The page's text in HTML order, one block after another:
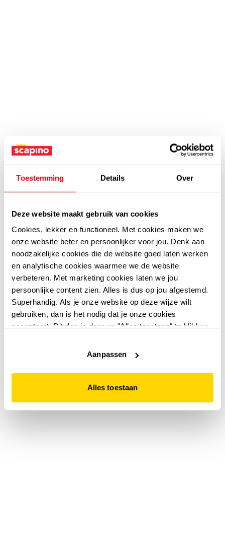
Toestemming Details Over
Deze website maakt gebruik van cookies
Cookies, lekker en functioneel. Met cookies maken we
onze website beter en persoonlijker voor jou. Denk aan
noodzakelijke cookies die de website goed laten werken
en analytische cookies waarmee we de website
verbeteren. Met marketing cookies laten we jou
persoonlijke content zien. Alles is dus op jou afgestemd.
Superhandig. Als je onze website op deze wijze wilt
gebruiken, dan is het nodig dat je onze cookies
accepteert. Dit doe je door op "Alles toestaan" te klikken.
website niet optimaal functioneert.
Aanpassen
Alles toestaan